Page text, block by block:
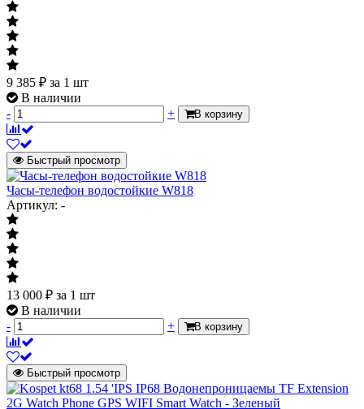
9 385 ₽ за 1 шт
В наличии
-
+ В корзину
Быстрый просмотр
Часы-телефон водостойкие W818
Артикул: -
13 000 ₽ за 1 шт
В наличии
-
+ В корзину
Быстрый просмотр